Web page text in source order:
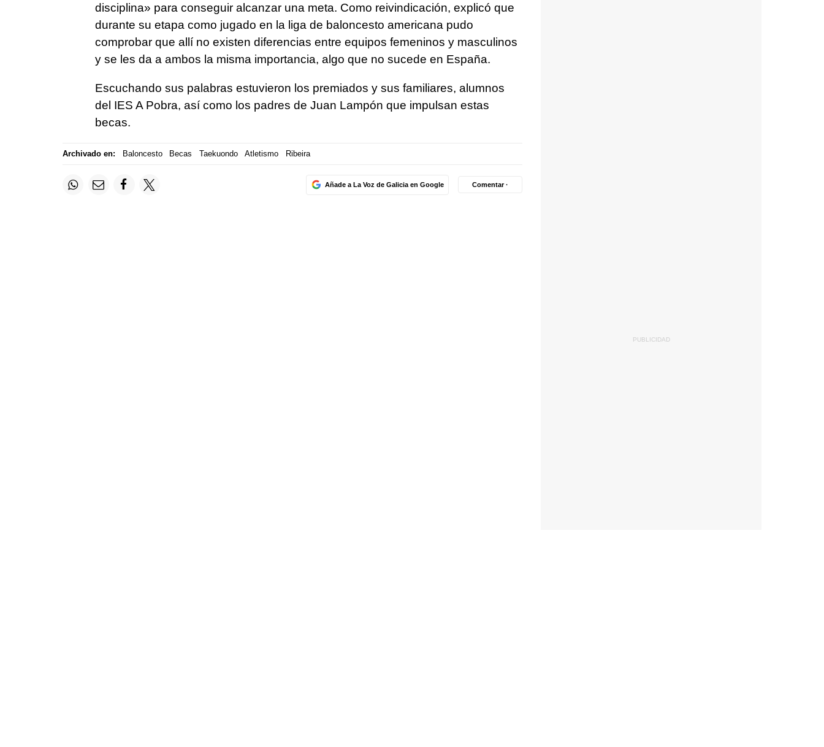
disciplina» para conseguir alcanzar una meta. Como reivindicación, explicó que
durante su etapa como jugado en la liga de baloncesto americana pudo
comprobar que allí no existen diferencias entre equipos femeninos y masculinos
y se les da a ambos la misma importancia, algo que no sucede en España.
Escuchando sus palabras estuvieron los premiados y sus familiares, alumnos
del IES A Pobra, así como los padres de Juan Lampón que impulsan estas
becas.
Archivado en: Baloncesto Becas Taekuondo Atletismo Ribeira
Añade a La Voz de Galicia en Google Comentar ·